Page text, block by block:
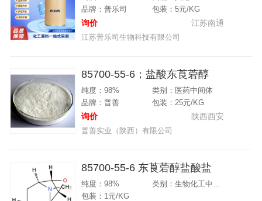
品牌：普乐司
包装：5元/KG
询价 江苏南通
江苏普乐司生物科技有限公司
85700-55-6；盐酸东莨菪醇
纯度：98%
类别：医药中间体
品牌：普善
包装：25元/KG
询价 陕西西安
普善实业（陕西）有限公司
85700-55-6 东莨菪醇盐酸盐
纯度：98%
类别：生物化工中草药成分
包装：1元/KG